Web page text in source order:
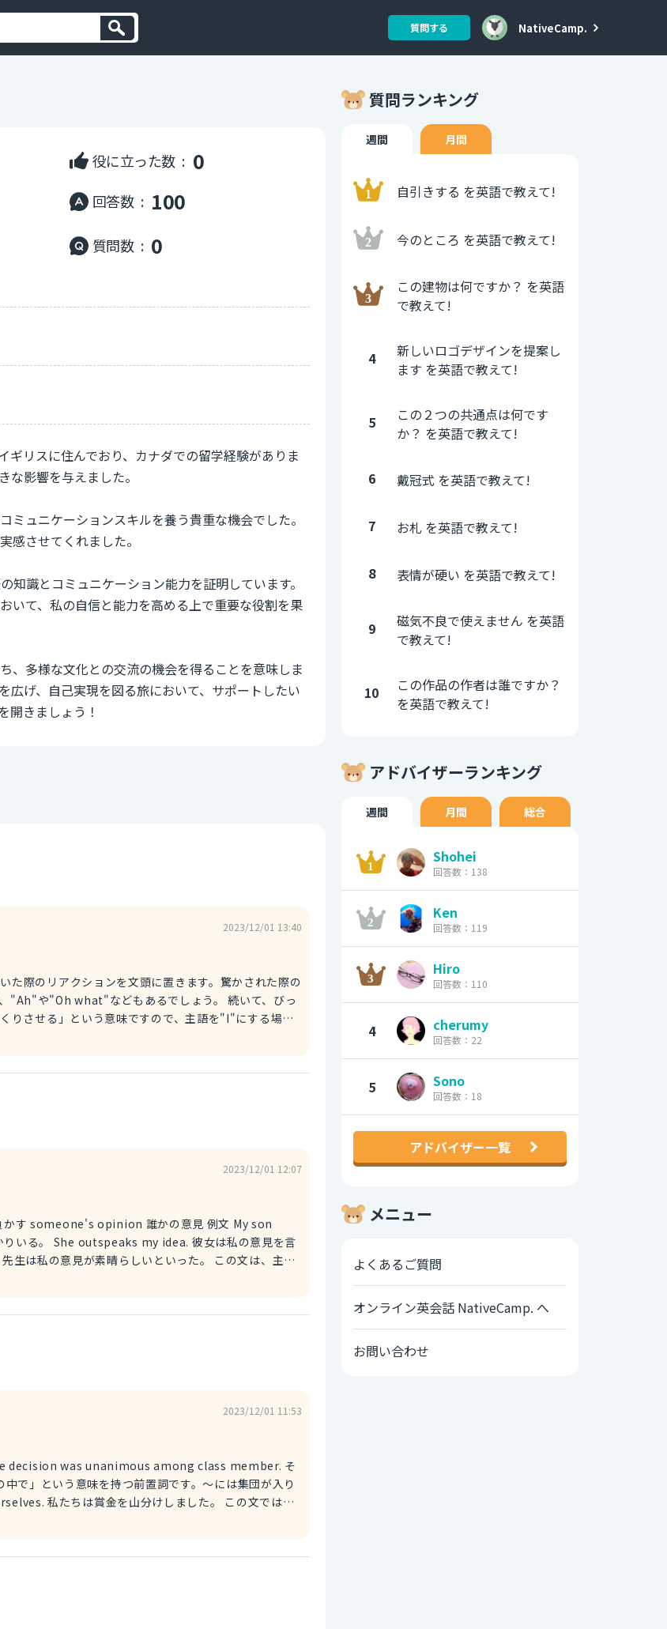
質問する NativeCamp.
役に立った数 : 0
回答数 : 100
質問数 : 0
リスに住んでおり、カナダでの留学経験がありま
な影響を与えました。
ュニケーションスキルを養う貴重な機会でした。
感させてくれました。
識とコミュニケーション能力を証明しています。
いて、私の自信と能力を高める上で重要な役割を果
、多様な文化との交流の機会を得ることを意味しま
広げ、自己実現を図る旅において、サポートしたい
開きましょう！
2023/12/01 13:40
"Oh what"などもあるでしょう。 続いて、びっ
させる」という意味ですので、主語を"I"にする場合
対象を書く必要があるため、少々時間がかかることか
それらを並べれば完成です。
2023/12/01 12:07
opinion 誰かの意見 例文 My son
いる。 She outspeaks my idea. 彼女は私の意見を言
見が素晴らしいといった。 この文は、主語
かす」"outspeak" 目的語が「意見」"opinion" で
」というように、「～してばかり」という表現をつけ
doing"を使います。 それに、目的語の意見に関し
2023/12/01 11:53
decision was unanimous among class member. そ
ちは賞金を山分けしました。 この文では、
対意見がなかった」という状態を表す必要がありま
ます。 あとは、主語"The answer"を使い、be動
is unanimous 「誰もが納得する回答でした」
質問ランキング
週間 月間
自引きする を英語で教えて!
今のところ を英語で教えて!
この建物は何ですか？ を英語
で教えて!
4
新しいロゴデザインを提案し
ます を英語で教えて!
5
この２つの共通点は何です
か？ を英語で教えて!
6 戴冠式 を英語で教えて!
7 お札 を英語で教えて!
8 表情が硬い を英語で教えて!
9
磁気不良で使えません を英語
で教えて!
10
この作品の作者は誰ですか？
を英語で教えて!
アドバイザーランキング
週間 月間 総合
Shohei
回答数：138
Ken
回答数：119
Hiro
回答数：110
4 cherumy
回答数：22
5 Sono
回答数：18
アドバイザー一覧
メニュー
よくあるご質問
オンライン英会話 NativeCamp. へ
お問い合わせ